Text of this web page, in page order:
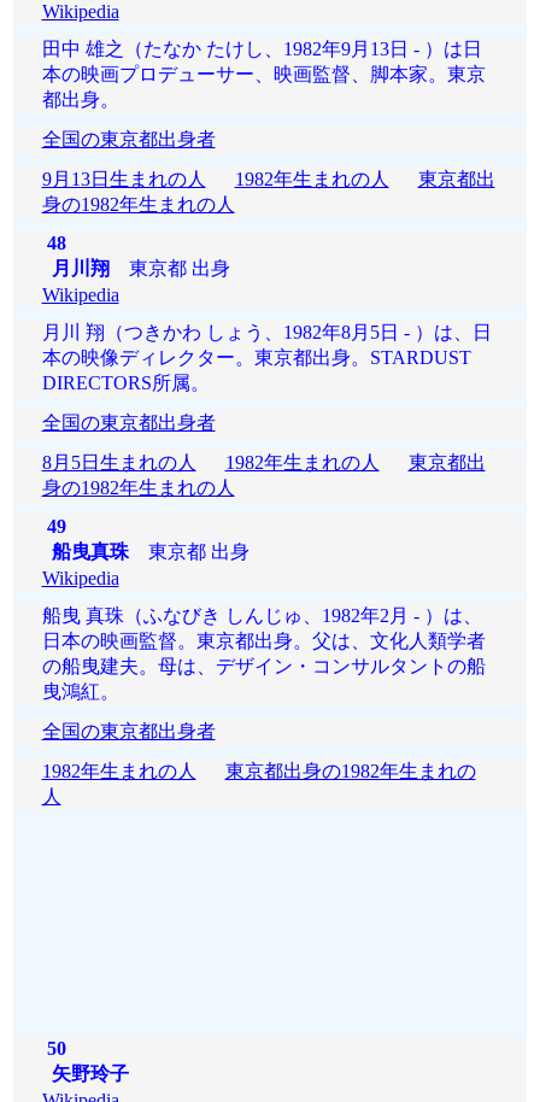
Wikipedia
田中 雄之（たなか たけし、1982年9月13日 - ）は日
本の映画プロデューサー、映画監督、脚本家。東京
都出身。
全国の東京都出身者
9月13日生まれの人
1982年生まれの人
東京都出
身の1982年生まれの人
48
月川翔 東京都 出身
Wikipedia
月川 翔（つきかわ しょう、1982年8月5日 - ）は、日
本の映像ディレクター。東京都出身。STARDUST
DIRECTORS所属。
全国の東京都出身者
8月5日生まれの人
1982年生まれの人
東京都出
身の1982年生まれの人
49
船曳真珠東京都 出身
Wikipedia
船曳 真珠（ふなびき しんじゅ、1982年2月 - ）は、
日本の映画監督。東京都出身。父は、文化人類学者
の船曳建夫。母は、デザイン・コンサルタントの船
曳鴻紅。
全国の東京都出身者
1982年生まれの人
東京都出身の1982年生まれの
人
50
矢野玲子